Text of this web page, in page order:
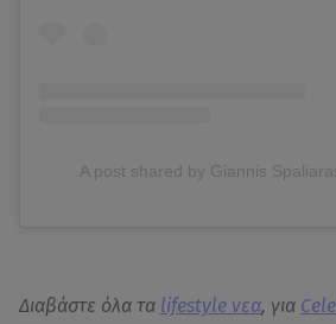
A post shared by Giannis
Διαβάστε όλα τα lifestyle νεα, για